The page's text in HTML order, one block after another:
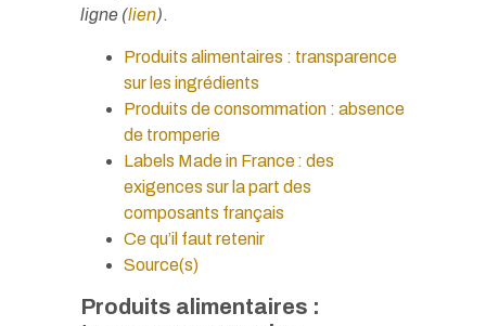
ligne (lien).
Produits alimentaires : transparence
sur les ingrédients
Produits de consommation : absence
de tromperie
Labels Made in France : des
exigences sur la part des
composants français
Ce qu’il faut retenir
Source(s)
Produits alimentaires :